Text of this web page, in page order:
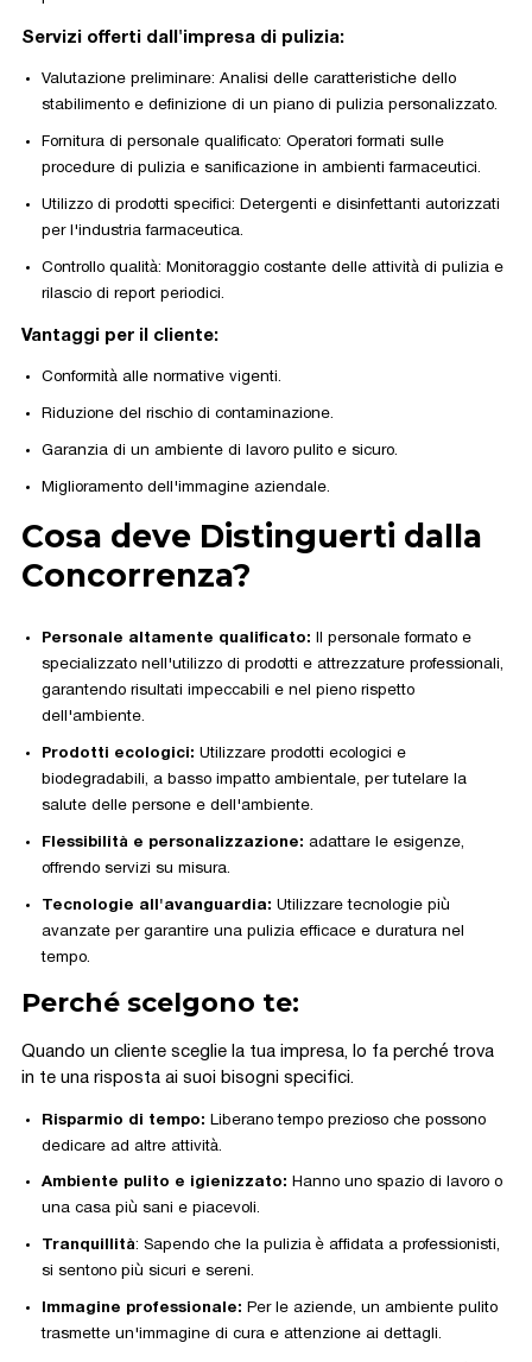
Servizi offerti dall'impresa di pulizia:
Valutazione preliminare: Analisi delle caratteristiche dello
stabilimento e definizione di un piano di pulizia personalizzato.
Fornitura di personale qualificato: Operatori formati sulle
procedure di pulizia e sanificazione in ambienti farmaceutici.
Utilizzo di prodotti specifici: Detergenti e disinfettanti autorizzati
per l'industria farmaceutica.
Controllo qualità: Monitoraggio costante delle attività di pulizia e
rilascio di report periodici.
Vantaggi per il cliente:
Conformità alle normative vigenti.
Riduzione del rischio di contaminazione.
Garanzia di un ambiente di lavoro pulito e sicuro.
Miglioramento dell'immagine aziendale.
Cosa deve Distinguerti dalla
Concorrenza?
Personale altamente qualificato: Il personale formato e
specializzato nell'utilizzo di prodotti e attrezzature professionali,
garantendo risultati impeccabili e nel pieno rispetto
dell'ambiente.
Prodotti ecologici: Utilizzare prodotti ecologici e
biodegradabili, a basso impatto ambientale, per tutelare la
salute delle persone e dell'ambiente.
Flessibilità e personalizzazione: adattare le esigenze,
offrendo servizi su misura.
Tecnologie all'avanguardia: Utilizzare tecnologie più
avanzate per garantire una pulizia efficace e duratura nel
tempo.
Perché scelgono te:
Quando un cliente sceglie la tua impresa, lo fa perché trova
in te una risposta ai suoi bisogni specifici.
Risparmio di tempo: Liberano tempo prezioso che possono
dedicare ad altre attività.
Ambiente pulito e igienizzato: Hanno uno spazio di lavoro o
una casa più sani e piacevoli.
Tranquillità: Sapendo che la pulizia è affidata a professionisti,
si sentono più sicuri e sereni.
Immagine professionale: Per le aziende, un ambiente pulito
trasmette un'immagine di cura e attenzione ai dettagli.